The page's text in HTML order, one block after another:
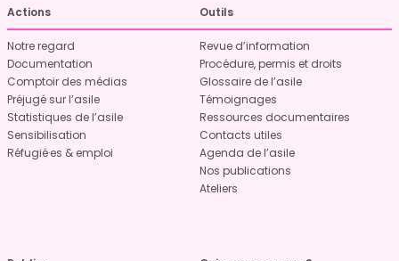
Actions
Notre regard
Documentation
Comptoir des médias
Préjugé sur l’asile
Statistiques de l’asile
Sensibilisation
Réfugié·es & emploi
Outils
Revue d’information
Procédure, permis et droits
Glossaire de l’asile
Témoignages
Ressources documentaires
Contacts utiles
Agenda de l’asile
Nos publications
Ateliers